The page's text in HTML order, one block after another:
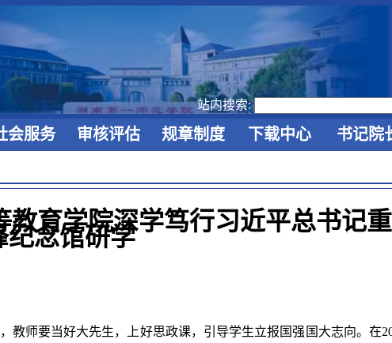
站内搜索:
会服务 审核评估 规章制度 下载中心 书记院
育学院深学笃行习近平总书记
纪念馆研学
教师要当好大先生，上好思政课，引导学生立报国强国大志向。在